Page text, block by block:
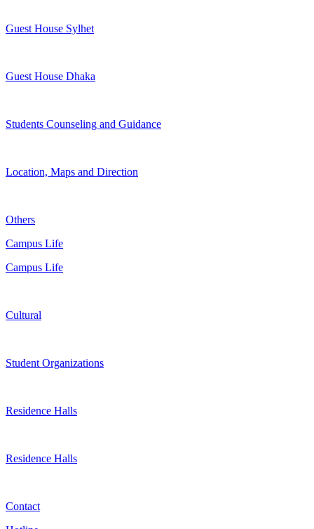
Guest House Sylhet
Guest House Dhaka
Students Counseling and Guidance
Location, Maps and Direction
Others
Campus Life
Campus Life
Cultural
Student Organizations
Residence Halls
Residence Halls
Contact